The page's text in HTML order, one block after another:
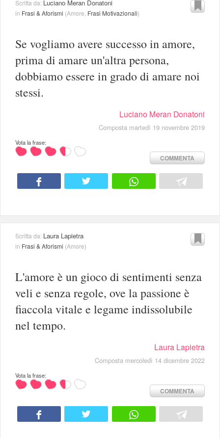
Scritta da: Luciano Meran Donatoni
in Frasi & Aforismi (Amore Frasi Motivazionali)
Se vogliamo avere successo in amore,
prima di amare un'altra persona,
dobbiamo essere in grado di amare noi
stessi.
Luciano Meran Donatoni
Composta martedì 19 novembre 2019
Vota la frase:
COMMENTA
Scritta da: Laura Lapietra
in Frasi & Aforismi (Amore)
L'amore è un gioco di sentimenti senza
veli e senza regole, ove la passione è
fiaccola vitale e legame indissolubile
nel tempo.
Laura Lapietra
Composta mercoledì 14 dicembre 2022
Vota la frase:
COMMENTA